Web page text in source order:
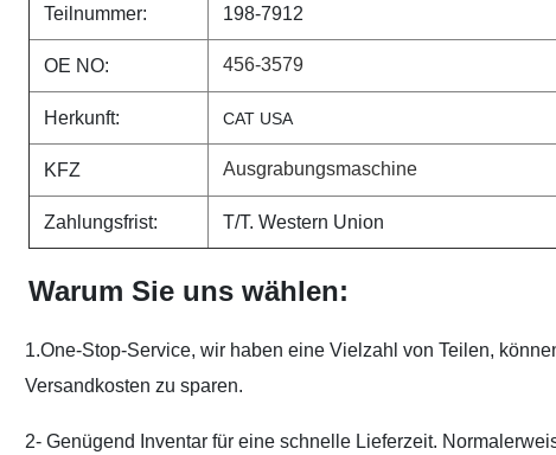
Teilnummer: 198-7912
OE NO: 456-3579
Herkunft: CAT USA
KFZ Ausgrabungsmaschine
Zahlungsfrist: T/T. Western Union
Warum Sie uns wählen:
1.One-Stop-Service, wir haben eine Vielzahl von Teilen,
Versandkosten zu sparen.
2- Genügend Inventar für eine schnelle Lieferzeit.